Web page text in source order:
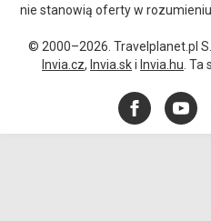
nie stanowią oferty w
© 2000–2026. Travelplanet.pl
Invia.cz, Invia.ski Invia.hu .
Facebook